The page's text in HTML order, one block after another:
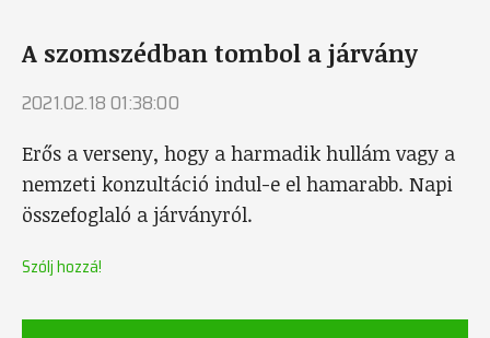
A szomszédban tombol a járvány
2021.02.18 01:38:00
Erős a verseny, hogy a harmadik hullám vagy a
nemzeti konzultáció indul-e el hamarabb. Napi
összefoglaló a járványról.
Szólj hozzá!